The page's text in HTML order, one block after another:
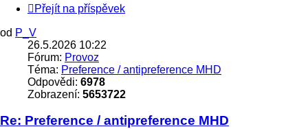
Přejít na příspěvek
od P_V
26.5.2026 10:22
Fórum: Provoz
Téma: Preference / antipreference MHD
Odpovědi: 6978
Zobrazení: 5653722
Re: Preference / antipreference MHD